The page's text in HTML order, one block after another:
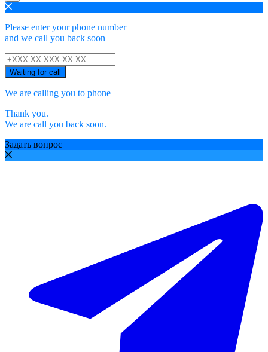
Please enter your phone number
and we call you back soon
Waiting for call
We are calling you to phone
Thank you.
We are call you back soon.
Задать вопрос